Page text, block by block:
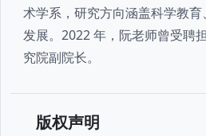
术学系，研究方向涵盖科学教
发展。2022 年，阮老师曾受聘
究院副院长。
版权声明